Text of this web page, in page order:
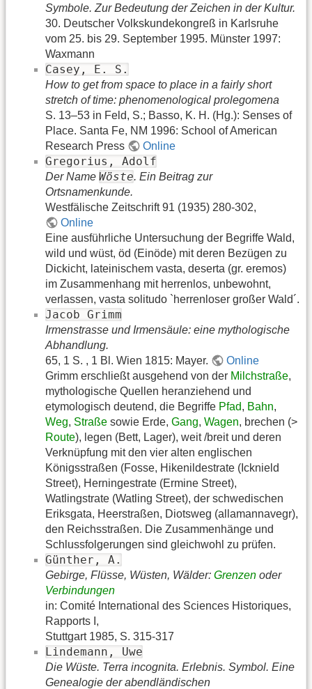
Symbole. Zur Bedeutung der Zeichen in der Kultur.
30. Deutscher Volkskundekongreß in Karlsruhe
vom 25. bis 29. September 1995. Münster 1997:
Waxmann
Casey, E. S.
How to get from space to place in a fairly short
stretch of time: phenomenological prolegomena
S. 13–53 in Feld, S.; Basso, K. H. (Hg.): Senses of
Place. Santa Fe, NM 1996: School of American
Research Press
Online
Gregorius, Adolf
Der Name Wöste. Ein Beitrag zur
Ortsnamenkunde.
Westfälische Zeitschrift 91 (1935) 280-302,
Online
Eine ausführliche Untersuchung der Begriffe Wald,
wild und wüst, öd (Einöde) mit deren Bezügen zu
Dickicht, lateinischem vasta, deserta (gr. eremos)
im Zusammenhang mit herrenlos, unbewohnt,
verlassen, vasta solitudo `herrenloser großer Wald´.
Jacob Grimm
Irmenstrasse und Irmensäule: eine mythologische
Abhandlung.
65, 1 S. , 1 Bl. Wien 1815: Mayer.
Online
Grimm erschließt ausgehend von der Milchstraße,
mythologische Quellen heranziehend und
etymologisch deutend, die Begriffe Pfad, Bahn,
Weg, Straße sowie Erde, Gang, Wagen, brechen (>
Route), legen (Bett, Lager), weit /breit und deren
Verknüpfung mit den vier alten englischen
Königsstraßen (Fosse, Hikenildestrate (Icknield
Street), Herningestrate (Ermine Street),
Watlingstrate (Watling Street), der schwedischen
Eriksgata, Heerstraßen, Diotsweg (allamannavegr),
den Reichsstraßen. Die Zusammenhänge und
Schlussfolgerungen sind gleichwohl zu prüfen.
Günther, A.
Gebirge, Flüsse, Wüsten, Wälder: Grenzen oder
Verbindungen
in: Comité International des Sciences Historiques,
Rapports I,
Stuttgart 1985, S. 315-317
Lindemann, Uwe
Die Wüste. Terra incognita. Erlebnis. Symbol. Eine
Genealogie der abendländischen